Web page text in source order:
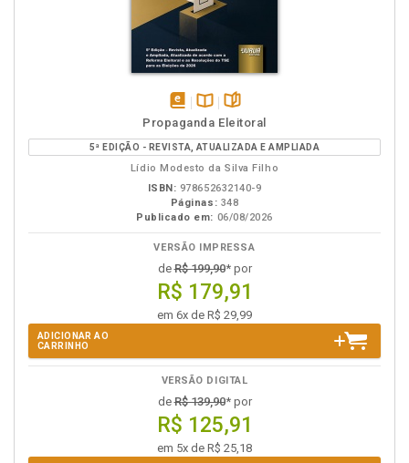
disponível
em
eBook
Disponível
na
B.V.
páginas
Propaganda Eleitoral
5ª EDIÇÃO - REVISTA, ATUALIZADA E AMPLIADA
Lídio Modesto da Silva Filho
ISBN: 978652632140-9
Páginas: 348
Publicado em: 06/08/2026
VERSÃO IMPRESSA
deR$ 199,90* por
R$ 179,91
em 6x de R$ 29,99
ADICIONAR AO
CARRINHO
VERSÃO DIGITAL
deR$ 139,90* por
R$ 125,91
em 5x de R$ 25,18